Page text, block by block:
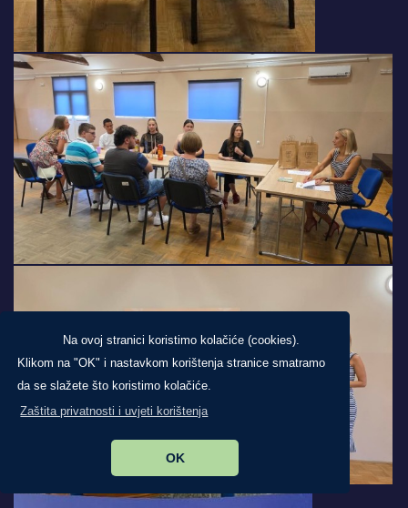
Na ovoj stranici koristimo kolačiće (cookies).
Klikom na "OK" i nastavkom korištenja stranice smatramo
da se slažete što koristimo kolačiće.
Zaštita privatnosti i uvjeti korištenja
OK